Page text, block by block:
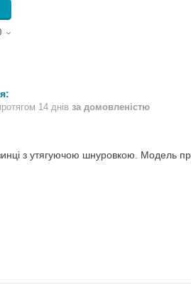
14 днів за домовленістю
з утягуючою шнуровкою. Модель